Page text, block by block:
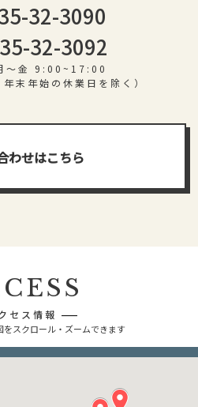
32-3090
32-3092
〜金 9:00~17:00
年末年始の休業日を除く）
わせはこちら
セス情報
スクロール・ズームできます